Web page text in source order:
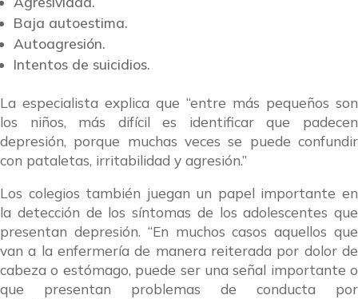
Baja autoestima.
Autoagresión.
Intentos de suicidios.
La especialista explica que “entre más pequeños son
los niños, más difícil es identificar que padecen
depresión, porque muchas veces se puede confundir
con pataletas, irritabilidad y agresión.”
Los colegios también juegan un papel importante en
la detección de los síntomas de los adolescentes que
presentan depresión. “En muchos casos aquellos que
van a la enfermería de manera reiterada por dolor de
cabeza o estómago, puede ser una señal importante o
que presentan problemas de conducta por